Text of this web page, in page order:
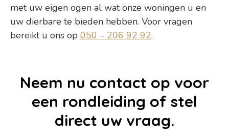
met uw eigen ogen al wat onze woningen u en
uw dierbare te bieden hebben. Voor vragen
bereikt u ons op 050 – 206 92 92.
Neem nu contact op voor
een rondleiding of stel
direct uw vraag.